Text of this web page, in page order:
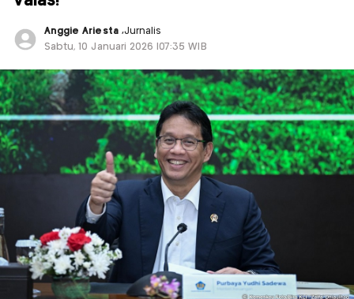
Anggie Ariesta ,Jurnalis
Sabtu, 10 Januari 2026 |07:35 WIB